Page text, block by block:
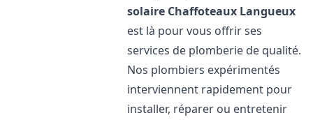
solaire Chaffoteaux Langueux
est là pour vous offrir ses
services de plomberie de qualité.
Nos plombiers expérimentés
interviennent rapidement pour
installer, réparer ou entretenir